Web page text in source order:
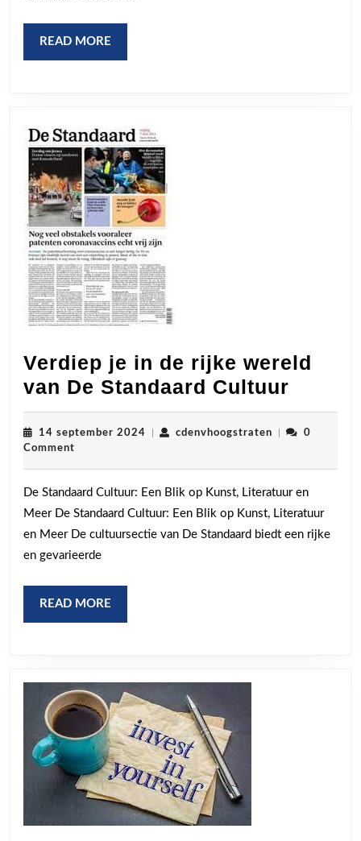
READ MORE
MORE
Verdiep je in de rijke wereld
van De Standaard Cultuur
je
in
wereld
van
14 september 2024 14
cdenvhoogstraten
0
Comment
De Standaard Cultuur: Een Blik op Kunst, Literatuur en
Meer De Standaard Cultuur: Een Blik op Kunst, Literatuur
en Meer De cultuursectie van De Standaard biedt een rijke
en gevarieerde
READ MORE
MORE